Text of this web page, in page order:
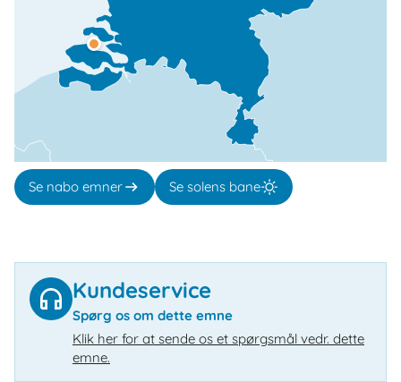
Se nabo emner Se solens bane
Kundeservice
Spørg os om dette emne
Klik her for at sende os et spørgsmål vedr. dette
emne.